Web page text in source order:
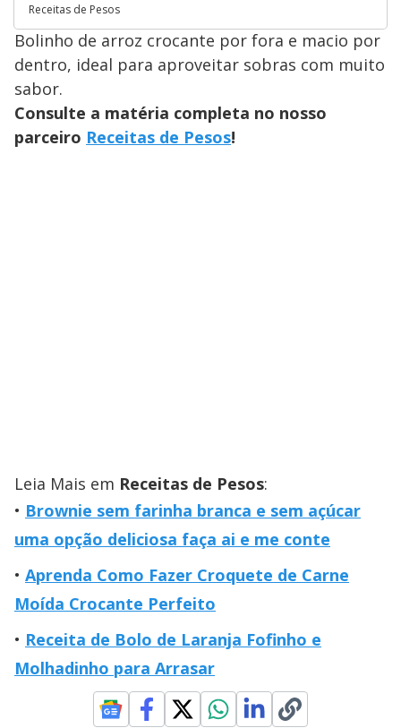
Receitas de Pesos
Bolinho de arroz crocante por fora e macio por
dentro, ideal para aproveitar sobras com muito
sabor.
Consulte a matéria completa no nosso
parceiro Receitas de Pesos!
Leia Mais em Receitas de Pesos:
Brownie sem farinha branca e sem açúcar
uma opção deliciosa faça ai e me conte
Aprenda Como Fazer Croquete de Carne
Moída Crocante Perfeito
Receita de Bolo de Laranja Fofinho e
Molhadinho para Arrasar